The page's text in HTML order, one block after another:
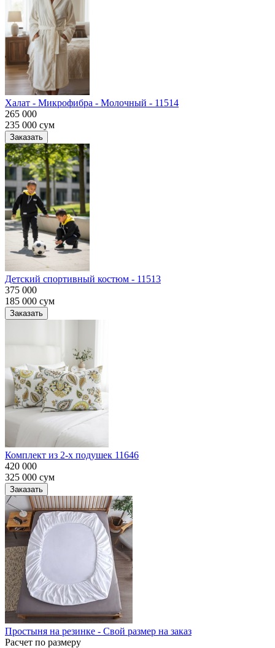
Халат - Микрофибра - Молочный - 11514
265 000
235 000 сум
Заказать
Детский спортивный костюм - 11513
375 000
185 000 сум
Заказать
Комплект из 2-х подушек 11646
420 000
325 000 сум
Заказать
Простыня на резинке - Свой размер на заказ
Расчет по размеру